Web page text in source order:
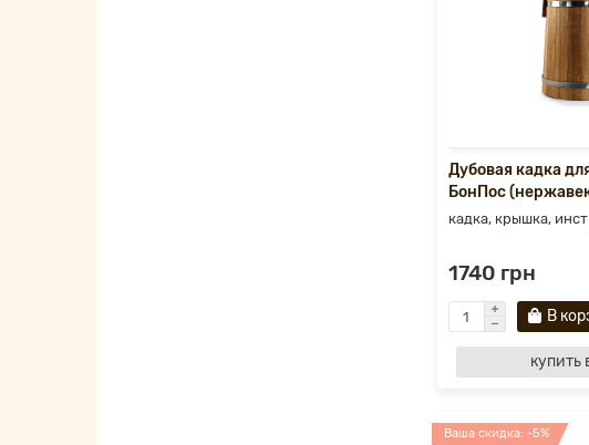
Дубовая кадка
БонПос
кадка, крышка,
1740 грн
В
купить
Ваша скидка: -5%